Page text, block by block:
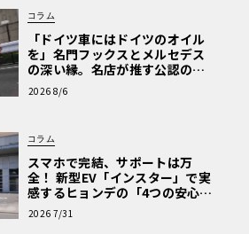
コラム
「ドイツ車にはドイツのオイル
を」名門フックスとメルセデス
の深い縁。名店が推す公認の安
心と、Cクラスで味わうシルキー
な走り〈PR〉
2026 8/6
コラム
スマホで完結、サポートは万
全！ 新型EV「インスター」で実
感するヒョンデの「4つの安心」
【第1回・ヒョンデ6つの疑問：
Why? Hyundai?】〈PR〉
2026 7/31